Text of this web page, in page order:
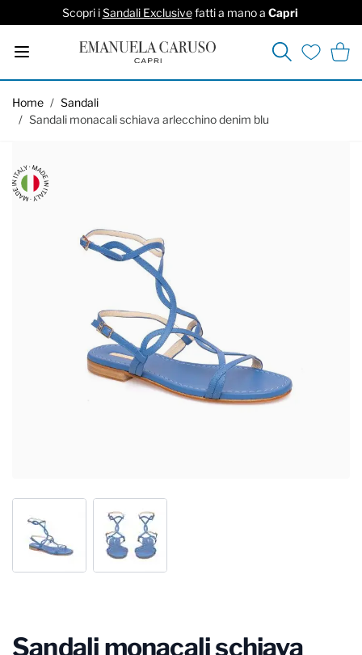
Scopri iSandali Exclusivefatti a mano a Capri
Cerca
Home / Sandali
/ Sandali monacali schiava arlecchino denim blu
Sandali monacali schiava